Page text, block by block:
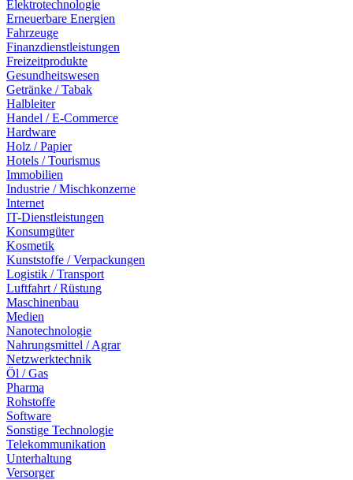
Elektrotechnologie
Erneuerbare Energien
Fahrzeuge
Finanzdienstleistungen
Freizeitprodukte
Gesundheitswesen
Getränke / Tabak
Halbleiter
Handel / E-Commerce
Hardware
Holz / Papier
Hotels / Tourismus
Immobilien
Industrie / Mischkonzerne
Internet
IT-Dienstleistungen
Konsumgüter
Kosmetik
Kunststoffe / Verpackungen
Logistik / Transport
Luftfahrt / Rüstung
Maschinenbau
Medien
Nanotechnologie
Nahrungsmittel / Agrar
Netzwerktechnik
Öl / Gas
Pharma
Rohstoffe
Software
Sonstige Technologie
Telekommunikation
Unterhaltung
Versorger